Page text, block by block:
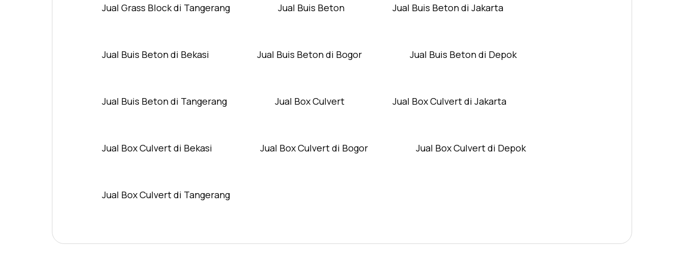
Jual Grass Block di Tangerang Jual Buis Beton Jual Buis Beton di Jakarta
Jual Buis Beton di Bekasi Jual Buis Beton di Bogor Jual Buis Beton di Depok
Jual Buis Beton di Tangerang Jual Box Culvert Jual Box Culvert di Jakarta
Jual Box Culvert di Bekasi Jual Box Culvert di Bogor Jual Box Culvert di Depok
Jual Box Culvert di Tangerang